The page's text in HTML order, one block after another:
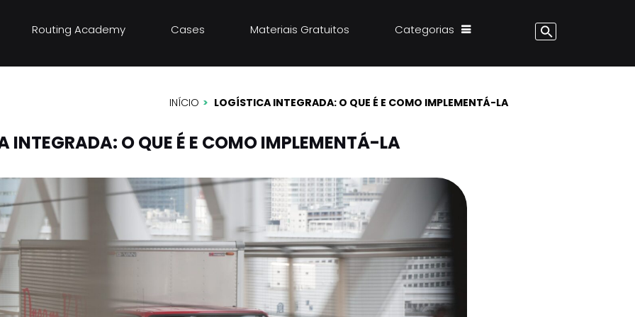
Routing Academy Cases Materiais Gratuitos Categorias
o que é e
INÍCIO LOGÍSTICA INTEGRADA: O QUE É E COMO IMPLEMENTÁ-LA
INTEGRADA: O QUE É E COMO IMPLEMENTÁ-LA